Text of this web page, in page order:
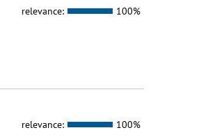
relevance: 100%
relevance: 100%